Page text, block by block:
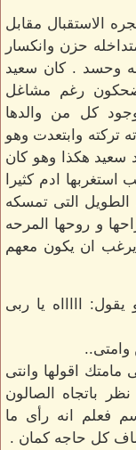
الاستقبال مقابل
حزن وانكسار
وحسد . كان سعيد
رغم مشاغل
كل من والدها
تركته وابتعدت وهو
سعيد هكذا وهو كان
ادم كثيرا
الطويل التى تمسكه
و روحها المرحه
ان يكون معهم
اااااه يا ربى
اقولها وانتى
باتجاه الصالون
فعلم انه رأى ما
كل حاجه كمان .